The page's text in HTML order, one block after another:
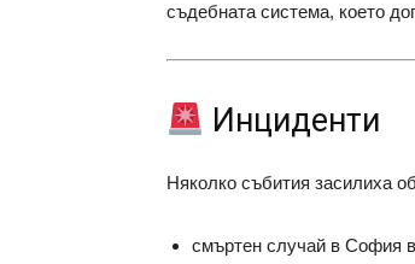
съдебната система, което
Инциденти
Няколко събития засилиха
смъртен случай в София